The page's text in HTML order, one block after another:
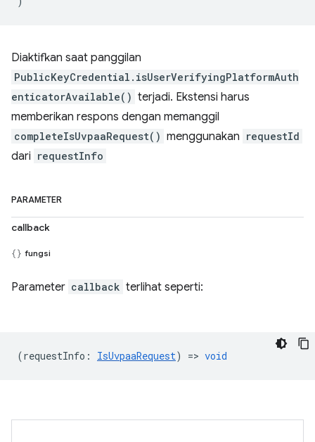
Diaktifkan saat panggilan
PublicKeyCredential.isUserVerifyingPlatformAuth
enticatorAvailable() terjadi. Ekstensi harus
memberikan respons dengan memanggil
completeIsUvpaaRequest() menggunakan requestId
dari requestInfo
PARAMETER
callback
fungsi
Parameter callback terlihat seperti:
(requestInfo : IsUvpaaRequest) => void